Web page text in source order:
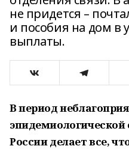
не придется –
и пособия на дом в
выплаты.
В период
России делает все,